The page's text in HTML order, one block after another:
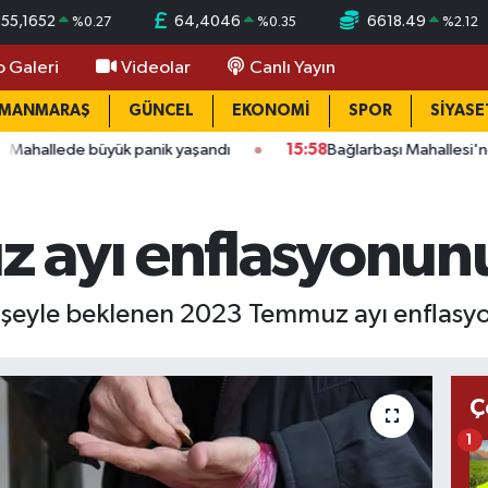
55,1652 %0.27 64,4046 %0.35 6618.49 %2.12
Galeri Videolar Canlı Yayın
GÜNCEL EKONOMİ SPOR
panik yaşandı 15:58Bağlarbaşı Mahallesi'nde 101.
ayı
beklenen 2023 Temmuz ayı
1